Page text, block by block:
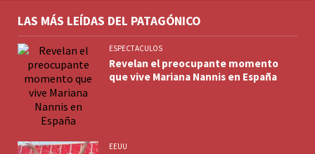
LAS MÁS LEÍDAS DEL PATAGÓNICO
ESPECTACULOS
Revelan el preocupante momento
que vive Mariana Nannis en España
EEUU